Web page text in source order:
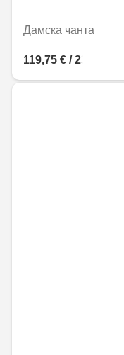
Дамска чанта
119,75 € / 234,21 лв.